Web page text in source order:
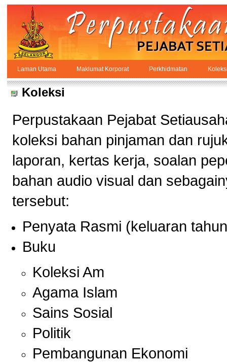
Skip to Content
PPSUKSEL
Koleksi
Laman Utama Maklumat Korporat Perkhidmatan
Koleksi
Perpustakaan Pejabat
koleksi bahan pinjaman dan
laporan, kertas kerja, soalan
bahan audio visual dan
tersebut:
Penyata Rasmi (keluaran
Buku
Koleksi Am
Agama Islam
Sains Sosial
Politik
Pembangunan Ekonomi